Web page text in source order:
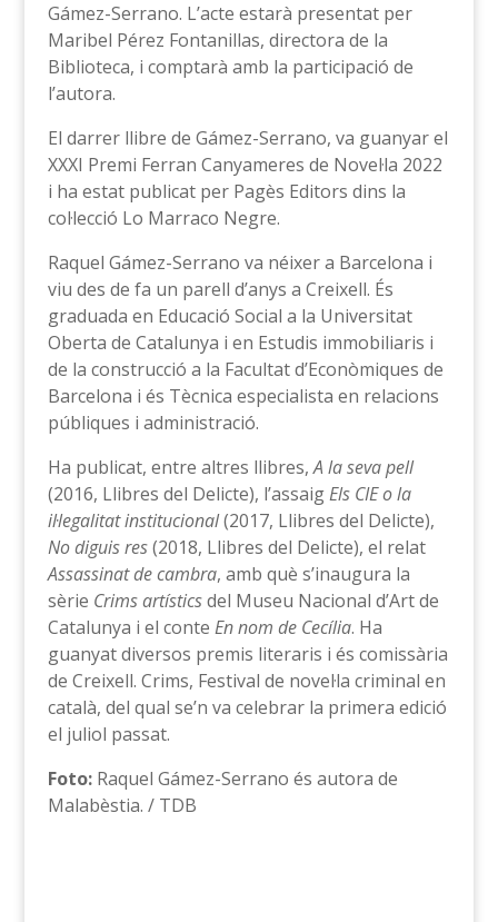
Gámez-Serrano. L’acte estarà presentat per
Maribel Pérez Fontanillas, directora de la
Biblioteca, i comptarà amb la participació de
l’autora.
El darrer llibre de Gámez-Serrano, va guanyar el
XXXI Premi Ferran Canyameres de Novel·la 2022
i ha estat publicat per Pagès Editors dins la
col·lecció Lo Marraco Negre.
Raquel Gámez-Serrano va néixer a Barcelona i
viu des de fa un parell d’anys a Creixell. És
graduada en Educació Social a la Universitat
Oberta de Catalunya i en Estudis immobiliaris i
de la construcció a la Facultat d’Econòmiques de
Barcelona i és Tècnica especialista en relacions
públiques i administració.
Ha publicat, entre altres llibres,A la seva pell
(2016, Llibres del Delicte), l’assaigEls CIE o la
il·legalitat institucional(2017, Llibres del Delicte),
No diguis res(2018, Llibres del Delicte), el relat
Assassinat de cambra, amb què s’inaugura la
sèrie Crims artísticsdel Museu Nacional d’Art de
Catalunya i el conte En nom de Cecília. Ha
guanyat diversos premis literaris i és comissària
de Creixell. Crims, Festival de novel·la criminal en
català, del qual se’n va celebrar la primera edició
el juliol passat.
Foto:Raquel Gámez-Serrano és autora de
Malabèstia. / TDB